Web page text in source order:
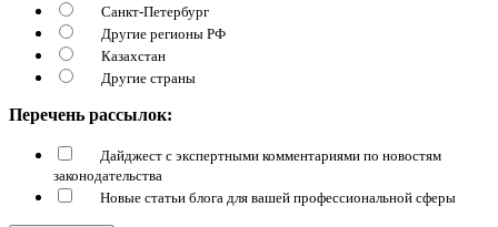
Санкт-Петербург
Другие регионы РФ
Казахстан
Другие страны
Перечень рассылок:
Дайджест с экспертными комментариями по новостям
законодательства
Новые статьи блога для вашей профессиональной сферы